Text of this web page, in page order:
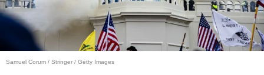
Samuel Corum / Stringer / Getty Images